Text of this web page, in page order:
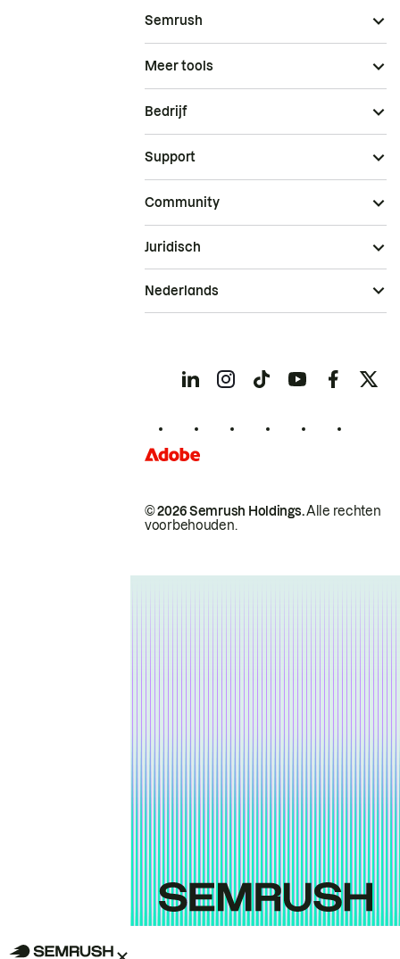
Semrush
Meer tools
Bedrijf
Support
Community
© 2026 Semrush Holdings.Alle rechten
voorbehouden.
Juridisch
Nederlands